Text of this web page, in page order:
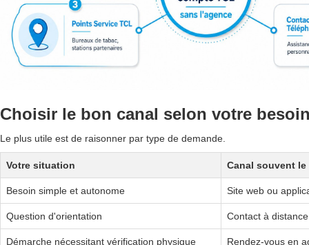
Choisir le bon canal selon votre
Le plus utile est de raisonner par type de demande.
Votre situation Canal souvent
Besoin simple et autonome Site web ou
Question d'orientation Contact à
Démarche nécessitant vérification physique Rendez-vous en